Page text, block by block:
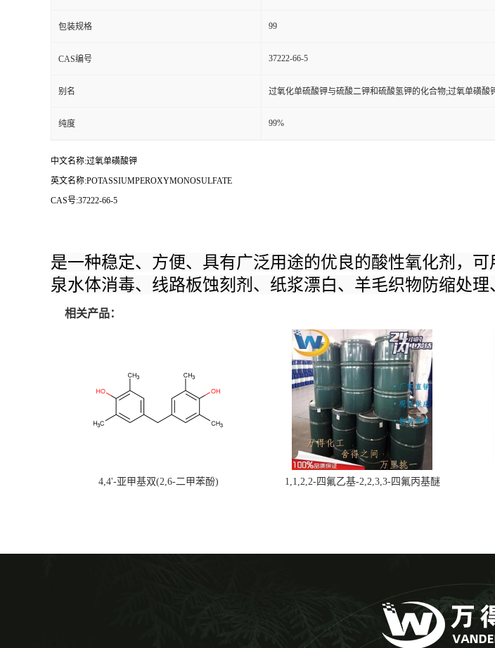
包装规格 99
CAS编号 37222-66-5
别名 过氧化单硫酸钾与硫酸二钾和硫酸氢钾的化合物;过氧单磺
纯度 99%
中文名称:过氧单磺酸钾
英文名称:POTASSIUMPEROXYMONOSULFATE
CAS号:37222-66-5
是一种稳定、方便、具有广泛用途的优良的酸性氧化剂，
泉水体消毒、线路板蚀刻剂、纸浆漂白、羊毛织物防缩处
相关产品：
4,4'-亚甲基双(2,6-二甲苯酚) 1,1,2,2-四氟乙基-2,2,3,3-四氟丙基醚